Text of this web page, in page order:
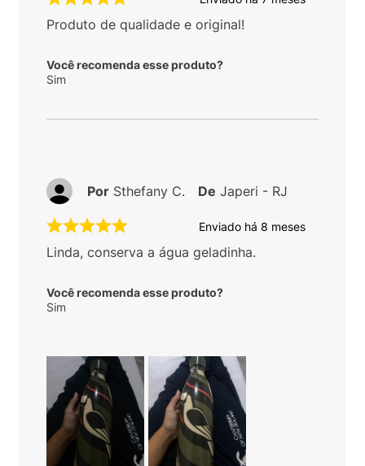
Produto de qualidade e original!
Você recomenda esse produto?
Sim
Enviado há 8 meses
Linda, conserva a água geladinha.
Você recomenda esse produto?
Sim
Por Sthefany C. De Japeri - RJ